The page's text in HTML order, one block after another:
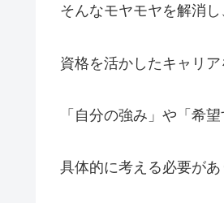
そんなモヤモヤを解消し
資格を活かしたキャリア
「自分の強み」や「希
具体的に考える必要があ